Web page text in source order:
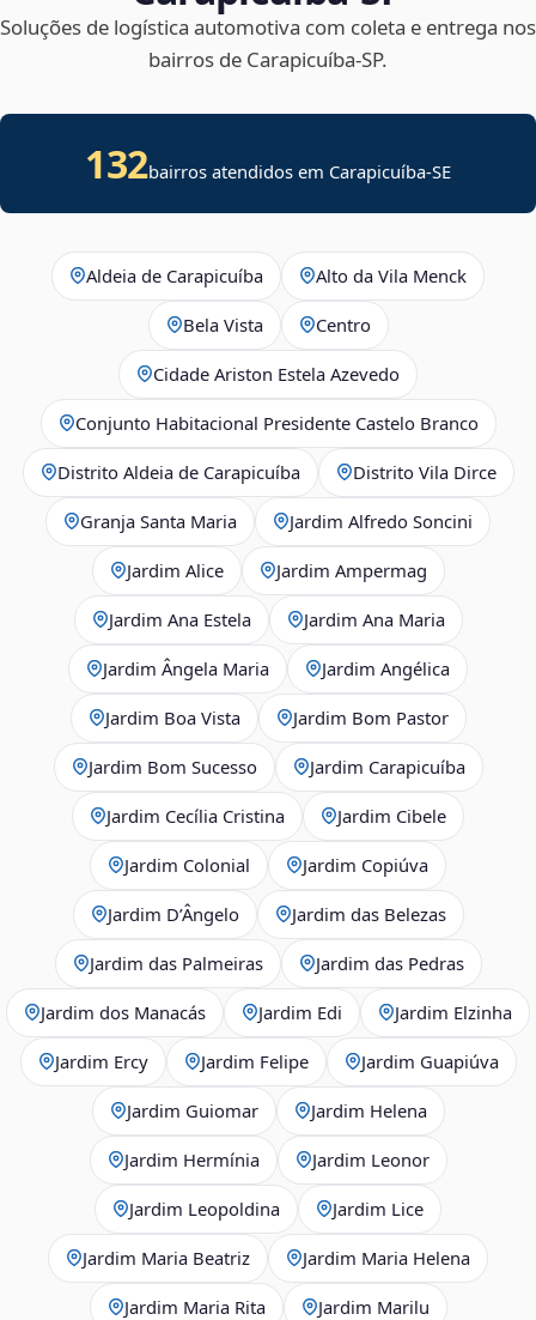
Soluções de logística automotiva com coleta e entrega nos
bairros de Carapicuíba‑SP.
132bairros atendidos em Carapicuíba-SE
Aldeia de Carapicuíba Alto da Vila Menck
Bela Vista Centro
Cidade Ariston Estela Azevedo
Conjunto Habitacional Presidente Castelo Branco
Distrito Aldeia de Carapicuíba Distrito Vila Dirce
Granja Santa Maria Jardim Alfredo Soncini
Jardim Alice Jardim Ampermag
Jardim Ana Estela Jardim Ana Maria
Jardim Ângela Maria Jardim Angélica
Jardim Boa Vista Jardim Bom Pastor
Jardim Bom Sucesso Jardim Carapicuíba
Jardim Cecília Cristina Jardim Cibele
Jardim Colonial Jardim Copiúva
Jardim D’Ângelo Jardim das Belezas
Jardim das Palmeiras Jardim das Pedras
Jardim dos Manacás Jardim Edi Jardim Elzinha
Jardim Ercy Jardim Felipe Jardim Guapiúva
Jardim Guiomar Jardim Helena
Jardim Hermínia Jardim Leonor
Jardim Leopoldina Jardim Lice
Jardim Maria Beatriz Jardim Maria Helena
Jardim Maria Rita Jardim Marilu